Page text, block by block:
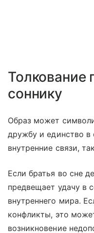
Толкование
соннику
Образ может
дружбу и единство в
внутренние связи,
Если братья во сне
предвещает удачу в
внутреннего мира.
конфликты, это
возникновение